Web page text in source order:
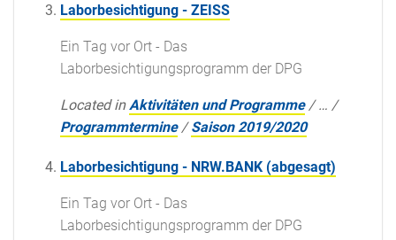
Laborbesichtigung - ZEISS
Ein Tag vor Ort - Das
Laborbesichtigungsprogramm der DPG
Located in Aktivitäten und Programme /… /
Programmtermine /Saison 2019/2020
Laborbesichtigung - NRW.BANK (abgesagt)
Ein Tag vor Ort - Das
Laborbesichtigungsprogramm der DPG